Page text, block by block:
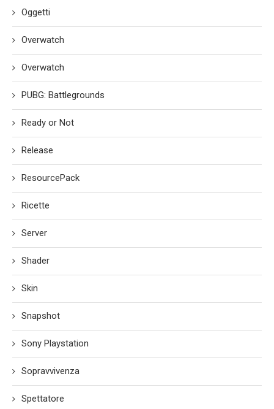
Oggetti
Overwatch
Overwatch
PUBG: Battlegrounds
Ready or Not
Release
ResourcePack
Ricette
Server
Shader
Skin
Snapshot
Sony Playstation
Sopravvivenza
Spettatore